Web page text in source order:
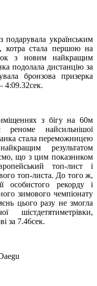
українським
котра стала першою на
з новим найкращим
подолала дистанцію за
бронзова призерка
4:09.32сек.
з бігу на 60м
найсильнішої
стала переможницею
результатом
що з цим показником
топ-лист і
топ-листа. До того ж,
особистого рекорду і
зимового чемпіонату
цього разу не змогла
за 7.46сек.